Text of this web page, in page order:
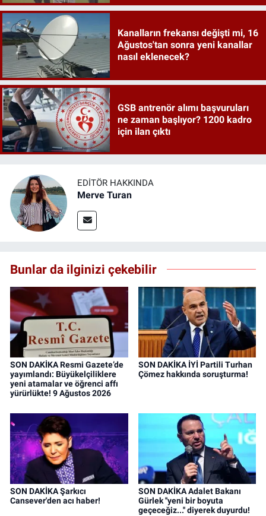
Kanalların frekansı değişti mi, 16
Ağustos'tan sonra yeni kanallar
nasıl eklenecek?
GSB antrenör alımı başvuruları
ne zaman başlıyor? 1200 kadro
için ilan çıktı
EDITÖR HAKKINDA
Merve Turan
Bunlar da ilginizi çekebilir
SON DAKİKA Resmi Gazete’de
yayımlandı: Büyükelçiliklere
yeni atamalar ve öğrenci affı
yürürlükte! 9 Ağustos 2026
SON DAKİKA İYİ Partili Turhan
Çömez hakkında soruşturma!
SON DAKİKA Şarkıcı
Cansever'den acı haber!
SON DAKİKA Adalet Bakanı
Gürlek ''yeni bir boyuta
geçeceğiz...'' diyerek duyurdu!